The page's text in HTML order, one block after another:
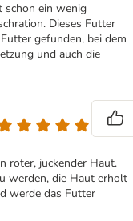
schon ein wenig
Dieses Futter
gefunden, bei dem
und auch die
roter, juckender Haut.
werden, die Haut erholt
werde das Futter